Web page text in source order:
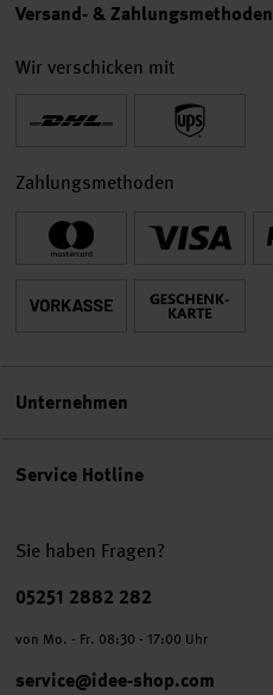
Service Hotline
Sie haben Fragen?
Telefonnummer
05251 2882 282
von Mo. - Fr. 08:30 - 17:00 Uhr
service@idee-shop.com
Versand- & Zahlungsmethoden
Wir verschicken mit
Zahlungsmethoden
Unternehmen